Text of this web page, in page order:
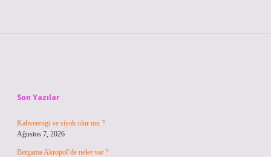
Son Yazılar
Kahverengi ve siyah olur mu ?
Ağustos 7, 2026
Bergama Akropol’de neler var ?